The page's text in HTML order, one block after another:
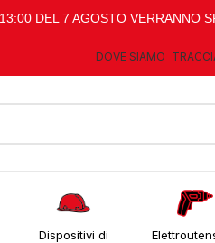
DEL 7 AGOSTO VERRANNO
DOVE SIAMO
Dispositivi di